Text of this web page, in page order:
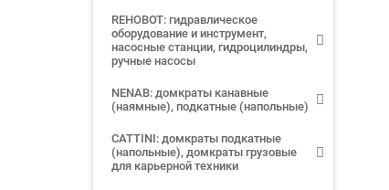
REHOBOT: гидравлическое
оборудование и инструмент,
насосные станции, гидроцилиндры,
ручные насосы
NENAB: домкраты канавные
(наямные), подкатные (напольные)
CATTINI: домкраты подкатные
(напольные), домкраты грузовые
для карьерной техники